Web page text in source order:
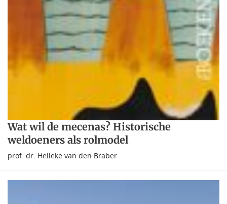
Wat wil de mecenas? Historische
weldoeners als rolmodel
prof. dr. Helleke van den Braber